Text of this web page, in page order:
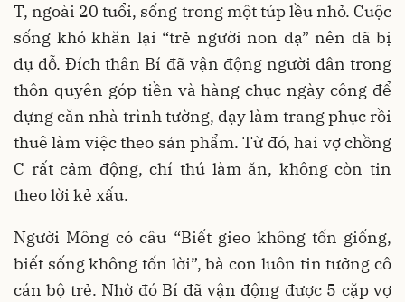
T, ngoài 20 tuổi, sống trong một túp lều nhỏ. Cuộc
sống khó khăn lại “trẻ người non dạ” nên đã bị
dụ dỗ. Đích thân Bí đã vận động người dân trong
thôn quyên góp tiền và hàng chục ngày công để
dựng căn nhà trình tường, dạy làm trang phục rồi
thuê làm việc theo sản phẩm. Từ đó, hai vợ chồng
C rất cảm động, chí thú làm ăn, không còn tin
theo lời kẻ xấu.
Người Mông có câu “Biết gieo không tốn giống,
biết sống không tốn lời”, bà con luôn tin tưởng cô
cán bộ trẻ. Nhờ đó Bí đã vận động được 5 cặp vợ